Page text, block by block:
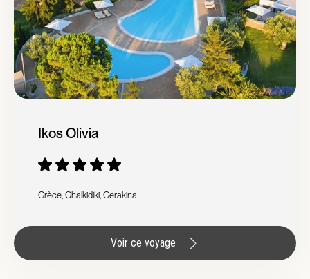
Ikos Olivia
Grèce, Chalkidiki, Gerakina
Voir ce voyage